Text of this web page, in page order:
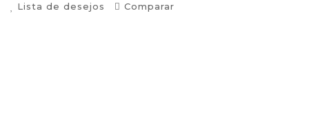
Lista de desejos Comparar